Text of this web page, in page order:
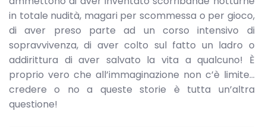
in totale nudità, magari per scommessa o per gioco,
di aver preso parte ad un corso intensivo di
sopravvivenza, di aver colto sul fatto un ladro o
addirittura di aver salvato la vita a qualcuno! È
proprio vero che all’immaginazione non c’è limite…
credere o no a queste storie è tutta un’altra
questione!